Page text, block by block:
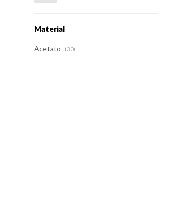
Material
Acetato (30)